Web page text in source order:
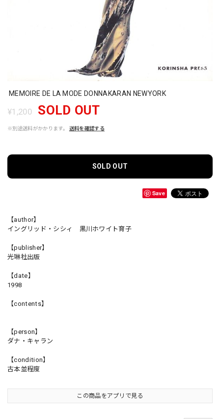
MEMOIRE DE LA MODE DONNAKARAN NEWYORK
¥1,200 SOLD OUT
※別途送料がかかります。 送料を確認する
SOLD OUT
Save
【author】
イングリッド・シシィ 黒川ホワイト育子
【publisher】
光琳社出版
【date】
1998
【contents】
【person】
ダナ・キャラン
【condition】
古本並程度
この商品をアプリで見る